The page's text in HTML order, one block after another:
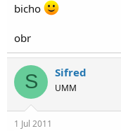
bicho
obr
S Sifred
UMM
1 Jul 2011